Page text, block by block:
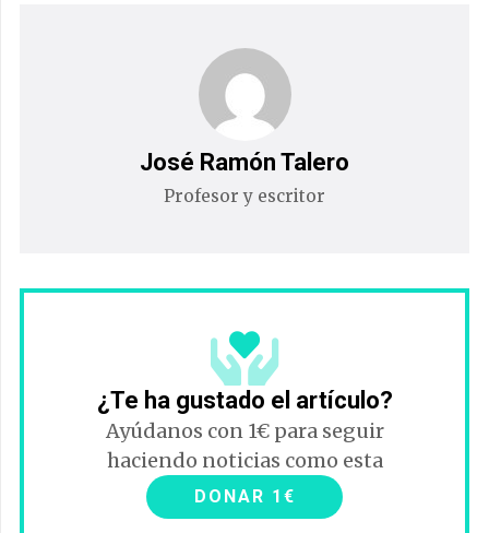
José Ramón Talero
Profesor y escritor
¿Te ha gustado el artículo?
Ayúdanos con 1€ para seguir
haciendo noticias como esta
DONAR 1€